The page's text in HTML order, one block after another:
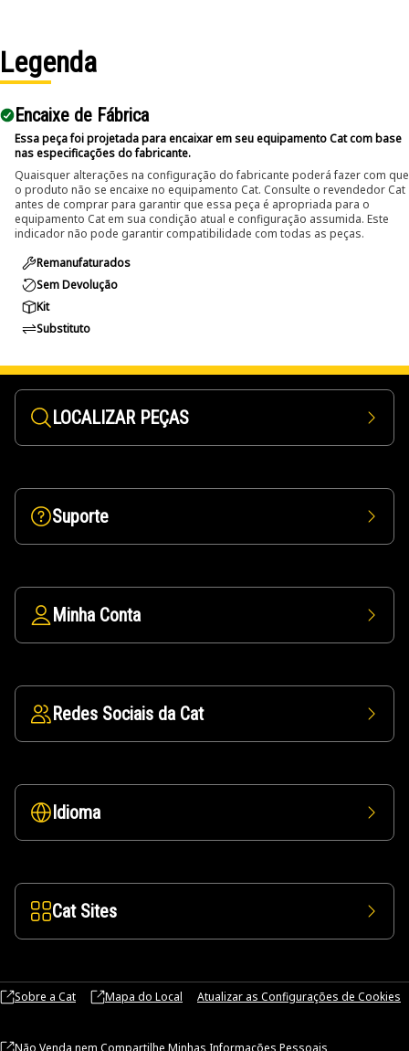
Legenda
Encaixe de Fábrica
Essa peça foi projetada para encaixar em seu equipamento Cat com base
nas especificações do fabricante.
Quaisquer alterações na configuração do fabricante poderá fazer com que
o produto não se encaixe no equipamento Cat. Consulte o revendedor Cat
antes de comprar para garantir que essa peça é apropriada para o
equipamento Cat em sua condição atual e configuração assumida. Este
indicador não pode garantir compatibilidade com todas as peças.
Remanufaturados
Sem Devolução
Kit
Substituto
LOCALIZAR PEÇAS
Suporte
Minha Conta
Redes Sociais da Cat
Idioma
Cat Sites
Sobre a Cat Mapa do Local Atualizar as Configurações de Cookies
Não Venda nem Compartilhe Minhas Informações Pessoais